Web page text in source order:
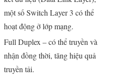
một số Switch Layer 3 có thể
hoạt động ở lớp mạng.
Full Duplex – có thể truyền và
nhận đồng thời, tăng hiệu quả
truyền tải.